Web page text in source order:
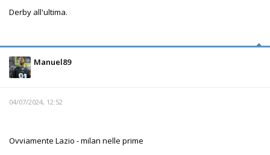
Derby all'ultima.
Manuel89
04/07/2024, 12:52
Ovviamente Lazio - milan nelle prime